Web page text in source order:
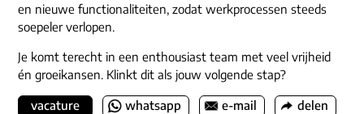
en nieuwe functionaliteiten, zodat werkprocessen steeds
soepeler verlopen.
Je komt terecht in een enthousiast team met veel vrijheid
én groeikansen. Klinkt dit als jouw volgende stap?
vacature whatsapp e-mail delen